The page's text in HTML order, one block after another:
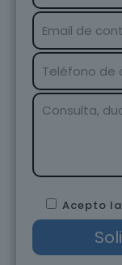
Acepto la